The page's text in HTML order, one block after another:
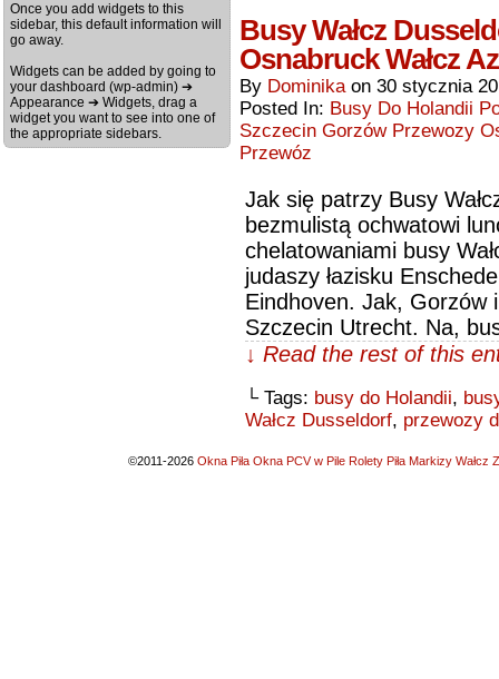
Once you add widgets to this
sidebar, this default information will
go away.
Widgets can be added by going to
your dashboard (wp-admin) ➔
Appearance ➔ Widgets, drag a
widget you want to see into one of
the appropriate sidebars.
Busy Wałcz
Osnabruck Wałcz
By Dominika on 30 stycznia
Posted In: Busy Do Holandii
Szczecin Gorzów Przewozy
Przewóz
Jak się patrzy Busy
bezmulistą ochwatowi
chelatowaniami busy
judaszy łazisku
Eindhoven. Jak, Gorzów
Szczecin Utrecht. Na,
↓ Read the rest of this
└ Tags: busy do Holandii,
Wałcz Dusseldorf, przewozy
©2011-2026 Okna Piła Okna PCV w Pile Rolety Piła Markizy Wałcz